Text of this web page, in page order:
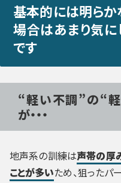
基本的には明らか
場合はあまり気に
です
“軽い不調”の“
が・・・
地声系の訓練は声帯の厚
ことが多いため、狙ったパ